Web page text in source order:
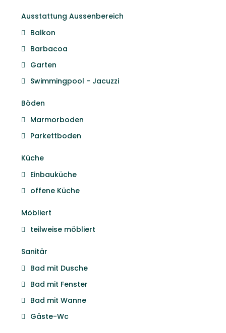
Ausstattung Aussenbereich
Balkon
Barbacoa
Garten
Swimmingpool - Jacuzzi
Böden
Marmorboden
Parkettboden
Küche
Einbauküche
offene Küche
Möbliert
teilweise möbliert
Sanitär
Bad mit Dusche
Bad mit Fenster
Bad mit Wanne
Gäste-Wc